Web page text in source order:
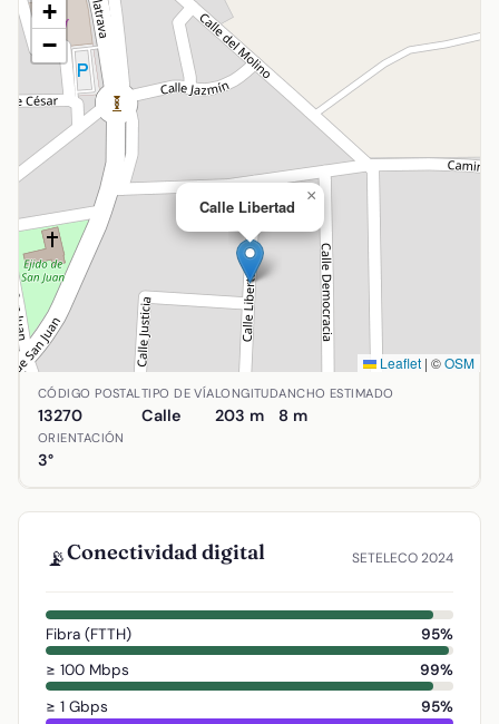
Calle Libertad
×
+
−
Leaflet | ©OSM
Ubicación de Calle Libertad en Almagro, Ciudad Real.
CÓDIGO POSTAL
13270
TIPO DE VÍA
Calle
LONGITUD
203 m
ANCHO ESTIMADO
8 m
ORIENTACIÓN
3°
📡Conectividad digital SETELECO 2024
Fibra (FTTH)
95%
≥ 100 Mbps
99%
≥ 1 Gbps
95%